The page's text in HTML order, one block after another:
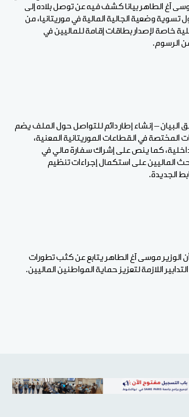
آغ الطاهر بيانا كشف فيه عن توصل بلاده إلى
تسوية وضعية الجالية المالية في موريتانيا، من
خاصة لإصدار بطاقات إقامة للماليين في
الرسوم.
البيان – إنشاء إطار دائم للتواصل حول الملف يضم
المختصة في القطاعات الموريتانية المعنية،
كما ينص على إشراك سفارة مالي في
الماليين على استكمال إجراءات تنظيم
الجديدة.
أن الوزير موسى آغ الطاهر يتابع عن كثب تطورات
اللازمة لتعزيز حماية المواطنين الماليين.